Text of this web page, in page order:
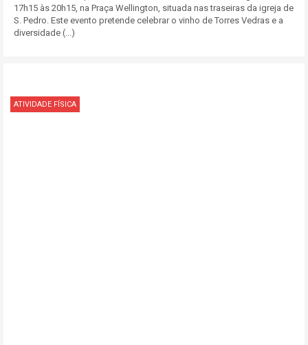
17h15 às 20h15, na Praça Wellington, situada nas traseiras da igreja de
S. Pedro. Este evento pretende celebrar o vinho de Torres Vedras e a
diversidade (...)
ATIVIDADE FÍSICA